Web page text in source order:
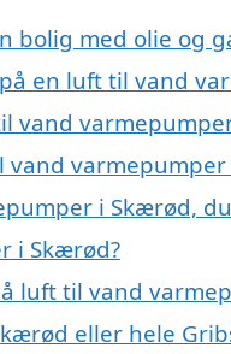
bolig med olie og
en luft til vand
vand
varmepumper
i Skærød,
i Skærød?
luft til vand
eller hele